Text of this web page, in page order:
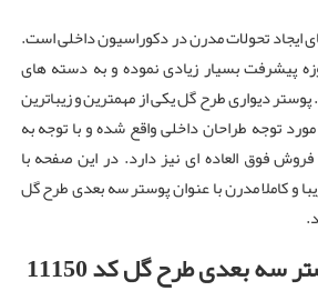
ایجاد تحولات مدرن در دکوراسیون داخلی است.
پیشرفت بسیار زیادی نموده و به دسته های
دیواری طرح گل یکی از مهمترین و زیباترین
توجه طراحان داخلی واقع شده و با توجه به
فروش فوق العاده ای نیز دارد. در این صفحه با
و کاملا مدرن با عنوان پوستر سه بعدی طرح گل
سه بعدی طرح گل کد11150